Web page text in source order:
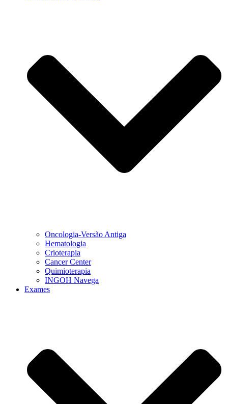
Oncologia-Versão Antiga
Hematologia
Crioterapia
Cancer Center
Quimioterapia
INGOH Navega
Exames